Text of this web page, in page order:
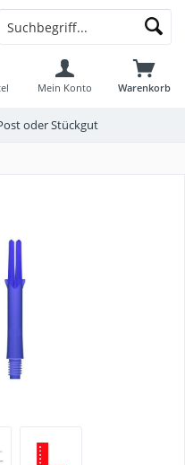
Warenkorb
Mein Konto
oder Stückgut